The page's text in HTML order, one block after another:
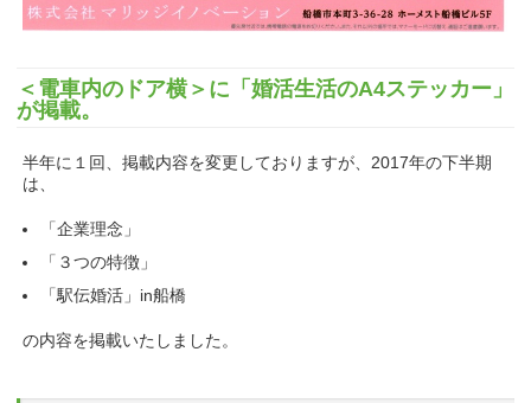
＜電車内のドア横＞に「婚活生活のA4ステッカー」
が掲載。
半年に１回、掲載内容を変更しておりますが、2017年の下半期
は、
「企業理念」
「３つの特徴」
「駅伝婚活」in船橋
の内容を掲載いたしました。